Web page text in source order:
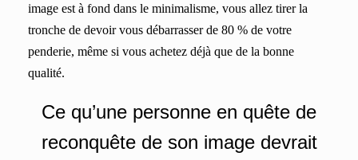
image est à fond dans le minimalisme, vous allez tirer la
tronche de devoir vous débarrasser de 80 % de votre
penderie, même si vous achetez déjà que de la bonne
qualité.
Ce qu’une personne en quête de
reconquête de son image devrait